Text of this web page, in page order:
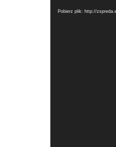
Pobierz plik: http://